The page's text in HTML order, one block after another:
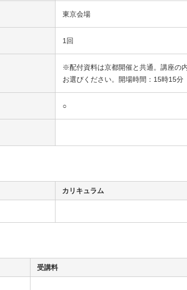
東京会場
1回
※配付資料は京都開催と共通。講座
お選びください。開場時間：15時15分
○
カリキュラム
受講料